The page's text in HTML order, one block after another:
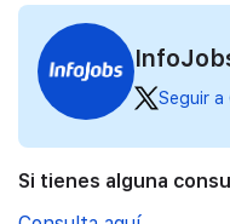
Seguir a
Si tienes alguna